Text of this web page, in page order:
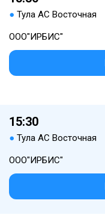
● Тула АС Восточная
ООО"ИРБИС"
15:30
● Тула АС Восточная
ООО"ИРБИС"